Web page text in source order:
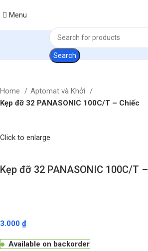
Menu
Search
Home
Aptomat và Khởi
Kẹp đỡ 32 PANASONIC 100C/T – Chiếc
Click to enlarge
Kẹp đỡ 32 PANASONIC 100C/T
3.000₫
Available on backorder